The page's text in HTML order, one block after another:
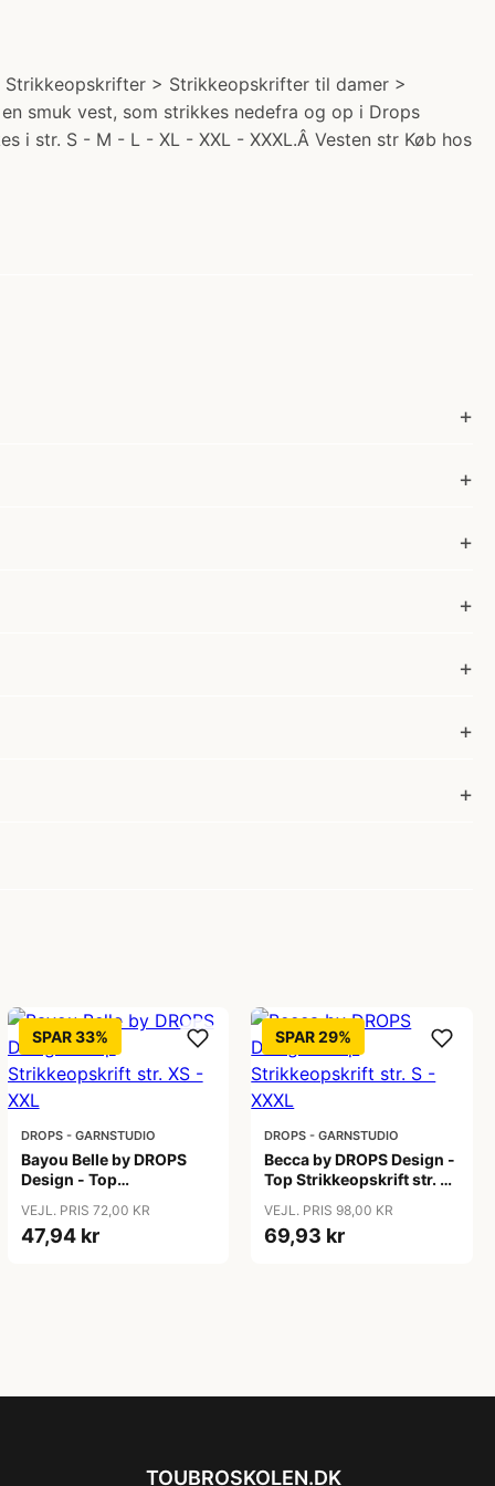
Strikkeopskrifter > Strikkeopskrifter til damer >
smuk vest, som strikkes nedefra og op i Drops
i str. S - M - L - XL - XXL - XXXL.Â Vesten str Køb hos
SPAR 33%
DROPS - GARNSTUDIO
Bayou Belle by DROPS
Design - Top
XXL
VEJL. PRIS 72,00 KR
47,94 kr
SPAR 29%
DROPS - GARNSTUDIO
Becca by DROPS Design -
Top Strikkeopskrift str. S
VEJL. PRIS 98,00 KR
69,93 kr
TOUBROSKOLEN.DK